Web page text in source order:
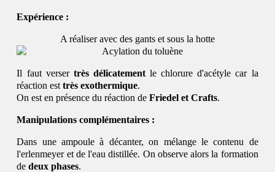
Expérience :
A réaliser avec des gants et sous la hotte
Il faut verser très délicatementle chlorure d'acétyle car la
réaction esttrès exothermique.
On est en présence du réaction deFriedel et Crafts.
Manipulations complémentaires :
Dans une ampoule à décanter, on mélange le contenu de
l'erlenmeyer et de l'eau distillée. On observe alors la formation
dedeux phases.